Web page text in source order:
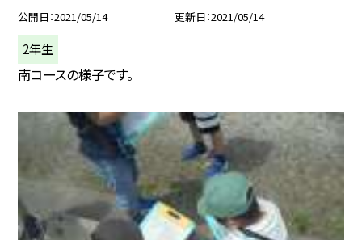
公開日 2021/05/14 更新日 2021/05/14
2年生
南コースの様子です。